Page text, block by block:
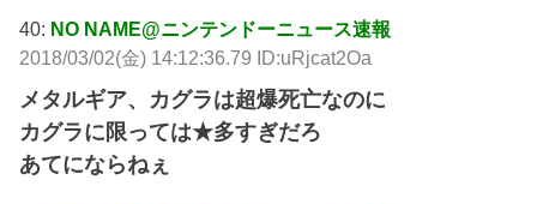
40: NO NAME@ニンテンドーニュース速報
2018/03/02(金) 14:12:36.79 ID:uRjcat2Oa
メタルギア、カグラは超爆死亡なのに
カグラに限っては★多すぎだろ
あてにならねぇ